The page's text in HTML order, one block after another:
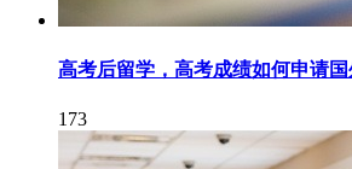
高考后留学，高考成绩如何申请
173